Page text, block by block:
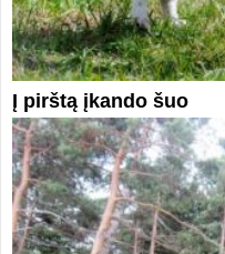
Į pirštą įkando šuo